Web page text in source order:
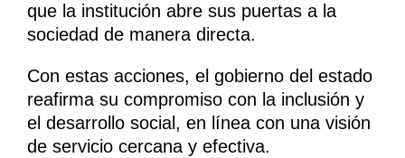
que la institución abre sus puertas a la
sociedad de manera directa.
Con estas acciones, el gobierno del estado
reafirma su compromiso con la inclusión y
el desarrollo social, en línea con una visión
de servicio cercana y efectiva.